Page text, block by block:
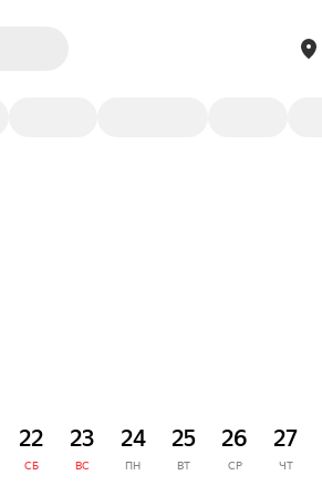
22
СБ
23
ВС
24
ПН
25
ВТ
26
СР
27
ЧТ